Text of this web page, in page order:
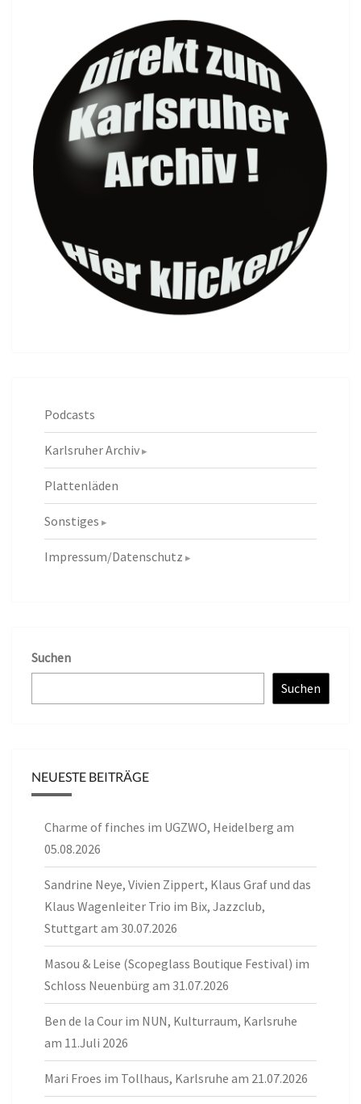
Podcasts
Karlsruher Archiv
Plattenläden
Sonstiges
Impressum/Datenschutz
Suchen
Suchen
NEUESTE BEITRÄGE
Charme of finches im UGZWO, Heidelberg am
05.08.2026
Sandrine Neye, Vivien Zippert, Klaus Graf und das
Klaus Wagenleiter Trio im Bix, Jazzclub,
Stuttgart am 30.07.2026
Masou & Leise (Scopeglass Boutique Festival) im
Schloss Neuenbürg am 31.07.2026
Ben de la Cour im NUN, Kulturraum, Karlsruhe
am 11.Juli 2026
Mari Froes im Tollhaus, Karlsruhe am 21.07.2026